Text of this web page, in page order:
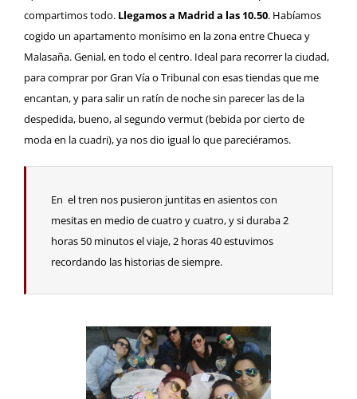
compartimos todo. Llegamos a Madrid a las 10.50. Habíamos
cogido un apartamento monísimo en la zona entre Chueca y
Malasaña. Genial, en todo el centro. Ideal para recorrer la ciudad,
para comprar por Gran Vía o Tribunal con esas tiendas que me
encantan, y para salir un ratín de noche sin parecer las de la
despedida, bueno, al segundo vermut (bebida por cierto de
moda en la cuadri), ya nos dio igual lo que pareciéramos.
En el tren nos pusieron juntitas en asientos con
mesitas en medio de cuatro y cuatro, y si duraba 2
horas 50 minutos el viaje, 2 horas 40 estuvimos
recordando las historias de siempre.